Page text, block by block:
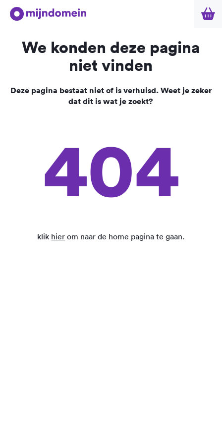
We konden deze pagina
niet vinden
Deze pagina bestaat niet of is verhuisd. Weet je zeker
dat dit is wat je zoekt?
404
klik hier om naar de home pagina te gaan.